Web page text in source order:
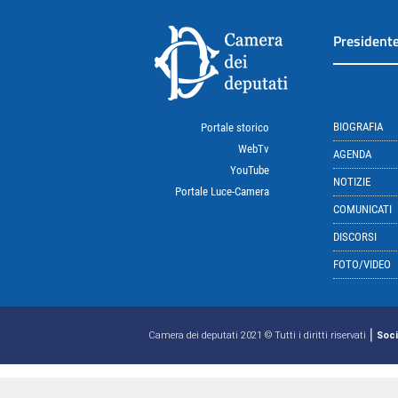
Portale storico
WebTv
YouTube
Portale Luce-Camera
BIOGRAFIA
AGENDA
NOTIZIE
COMUNICATI
DISCORSI
FOTO/VIDEO
Camera dei deputati 2021 © Tutti i diritti riservati |